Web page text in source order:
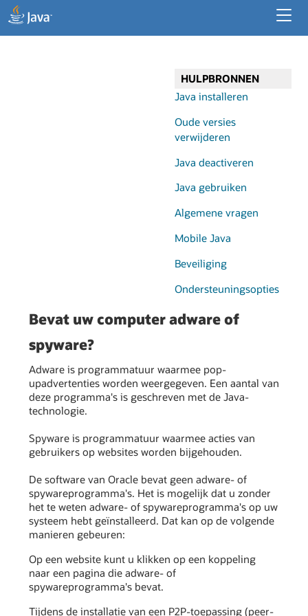
HULPBRONNEN
Java installeren
Oude versies
verwijderen
Java deactiveren
Java gebruiken
Algemene vragen
Mobile Java
Beveiliging
Ondersteuningsopties
Bevat uw computer adware of
spyware?
Adware is programmatuur waarmee pop-
upadvertenties worden weergegeven. Een aantal van
deze programma's is geschreven met de Java-
technologie.
Spyware is programmatuur waarmee acties van
gebruikers op websites worden bijgehouden.
De software van Oracle bevat geen adware- of
spywareprogramma's. Het is mogelijk dat u zonder
het te weten adware- of spywareprogramma's op uw
systeem hebt geïnstalleerd. Dat kan op de volgende
manieren gebeuren:
Op een website kunt u klikken op een koppeling
naar een pagina die adware- of
spywareprogramma's bevat.
Tijdens de installatie van een P2P-toepassing (peer-